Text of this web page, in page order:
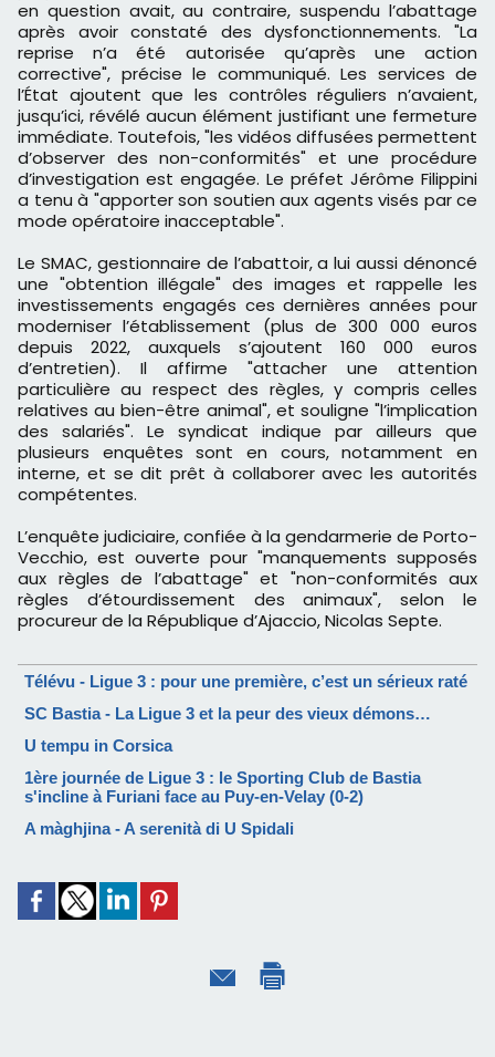
en question avait, au contraire, suspendu l’abattage
après avoir constaté des dysfonctionnements. "La
reprise n’a été autorisée qu’après une action
corrective", précise le communiqué. Les services de
l’État ajoutent que les contrôles réguliers n’avaient,
jusqu’ici, révélé aucun élément justifiant une fermeture
immédiate. Toutefois, "les vidéos diffusées permettent
d’observer des non-conformités" et une procédure
d’investigation est engagée. Le préfet Jérôme Filippini
a tenu à "apporter son soutien aux agents visés par ce
mode opératoire inacceptable".
Le SMAC, gestionnaire de l’abattoir, a lui aussi dénoncé
une "obtention illégale" des images et rappelle les
investissements engagés ces dernières années pour
moderniser l’établissement (plus de 300 000 euros
depuis 2022, auxquels s’ajoutent 160 000 euros
d’entretien). Il affirme "attacher une attention
particulière au respect des règles, y compris celles
relatives au bien-être animal", et souligne "l’implication
des salariés". Le syndicat indique par ailleurs que
plusieurs enquêtes sont en cours, notamment en
interne, et se dit prêt à collaborer avec les autorités
compétentes.
L’enquête judiciaire, confiée à la gendarmerie de Porto-
Vecchio, est ouverte pour "manquements supposés
aux règles de l’abattage" et "non-conformités aux
règles d’étourdissement des animaux", selon le
procureur de la République d’Ajaccio, Nicolas Septe.
Télévu - Ligue 3 : pour une première, c’est un sérieux raté
SC Bastia - La Ligue 3 et la peur des vieux démons…
U tempu in Corsica
1ère journée de Ligue 3 : le Sporting Club de Bastia
s'incline à Furiani face au Puy-en-Velay (0-2)
A màghjina - A serenità di U Spidali